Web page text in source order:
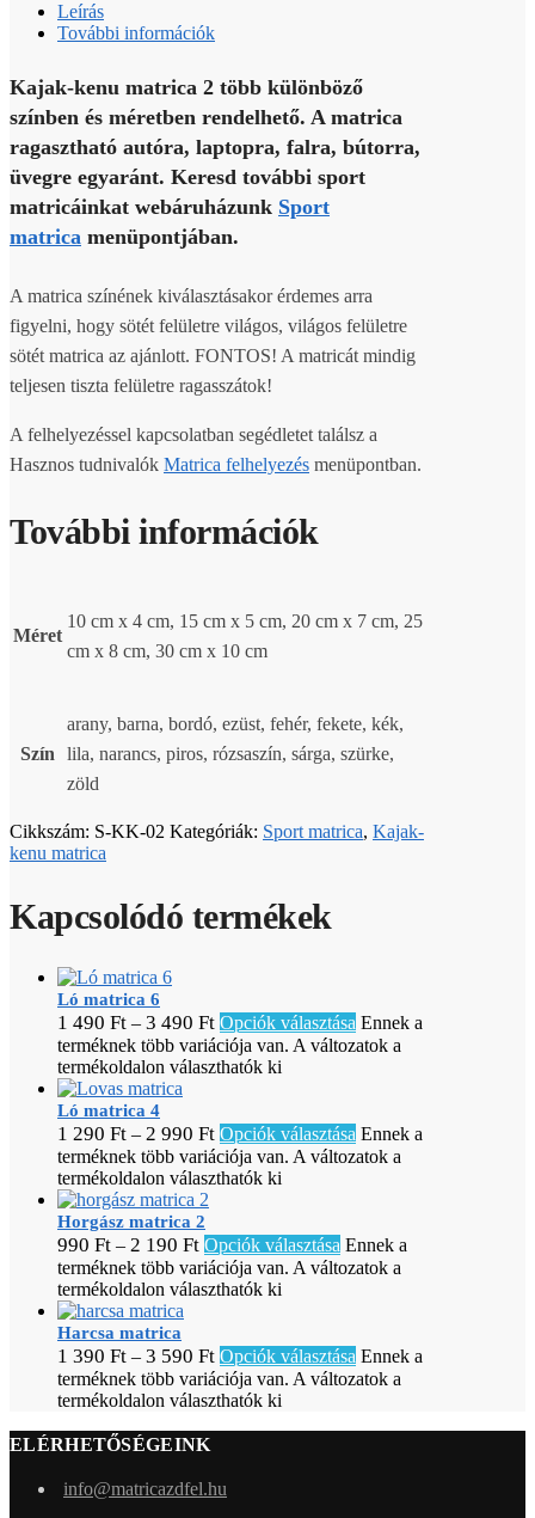
Leírás
További információk
Kajak-kenu matrica 2 több különböző
színben és méretben rendelhető. A matrica
ragasztható autóra, laptopra, falra, bútorra,
üvegre egyaránt. Keresd további sport
matricáinkat webáruházunk Sport
matrica menüpontjában.
A matrica színének kiválasztásakor érdemes arra
figyelni, hogy sötét felületre világos, világos felületre
sötét matrica az ajánlott. FONTOS! A matricát mindig
teljesen tiszta felületre ragasszátok!
A felhelyezéssel kapcsolatban segédletet találsz a
Hasznos tudnivalók Matrica felhelyezés menüpontban.
További információk
Méret
10 cm x 4 cm, 15 cm x 5 cm, 20 cm x 7 cm, 25
cm x 8 cm, 30 cm x 10 cm
Szín
arany, barna, bordó, ezüst, fehér, fekete, kék,
lila, narancs, piros, rózsaszín, sárga, szürke,
zöld
Cikkszám: S-KK-02 Kategóriák: Sport matrica, Kajak-
kenu matrica
Kapcsolódó termékek
Ló matrica 6
1 490 Ft – 3 490 Ft Opciók választása Ennek a
terméknek több variációja van. A változatok a
termékoldalon választhatók ki
Ló matrica 4
1 290 Ft – 2 990 Ft Opciók választása Ennek a
terméknek több variációja van. A változatok a
termékoldalon választhatók ki
Horgász matrica 2
990 Ft – 2 190 Ft Opciók választása Ennek a
terméknek több variációja van. A változatok a
termékoldalon választhatók ki
Harcsa matrica
1 390 Ft – 3 590 Ft Opciók választása Ennek a
terméknek több variációja van. A változatok a
termékoldalon választhatók ki
ELÉRHETŐSÉGEINK
info@matricazdfel.hu